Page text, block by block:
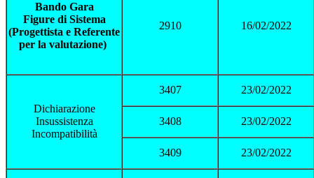
Bando Gara
Figure di Sistema
(Progettista e Referente
per la valutazione)
2910 16/02/2022
Dichiarazione
Insussistenza
Incompatibilità
3407 23/02/2022
3408 23/02/2022
3409 23/02/2022